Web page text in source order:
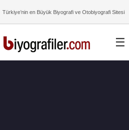
Türkiye’nin en Büyük Biyografi ve Otobiyografi Sitesi
☰